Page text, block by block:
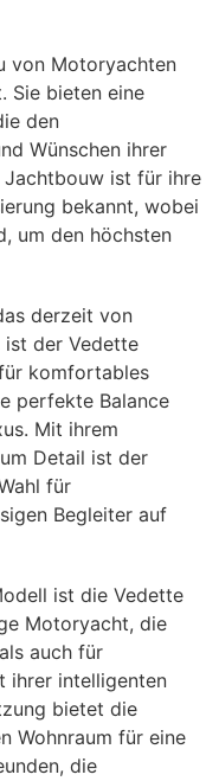
von Motoryachten
Sie bieten eine
den
Wünschen ihrer
Jachtbouw ist für ihre
bekannt, wobei
um den höchsten
derzeit von
der Vedette
komfortables
perfekte Balance
Mit ihrem
Detail ist der
für
Begleiter auf
ist die Vedette
Motoryacht, die
auch für
ihrer intelligenten
bietet die
Wohnraum für eine
die